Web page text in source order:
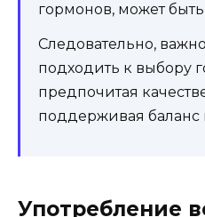
гормонов, может
Следовательно,
подходить к выбору
предпочитая
поддерживая баланс
Употребление